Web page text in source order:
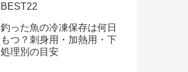
BEST22
釣った魚の冷凍保存は何日
もつ？刺身用・加熱用・下
処理別の目安